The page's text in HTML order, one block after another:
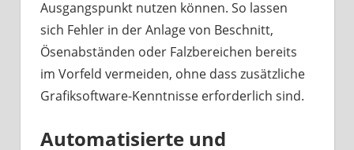
Ausgangspunkt nutzen können. So lassen
sich Fehler in der Anlage von Beschnitt,
Ösenabständen oder Falzbereichen bereits
im Vorfeld vermeiden, ohne dass zusätzliche
Grafiksoftware-Kenntnisse erforderlich sind.
Automatisierte und